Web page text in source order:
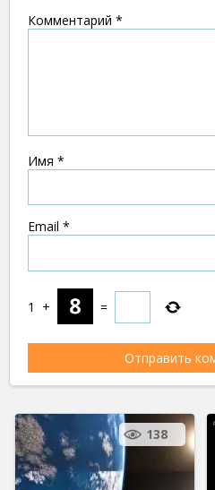
Комментарий *
Имя *
Email *
1 + =
138